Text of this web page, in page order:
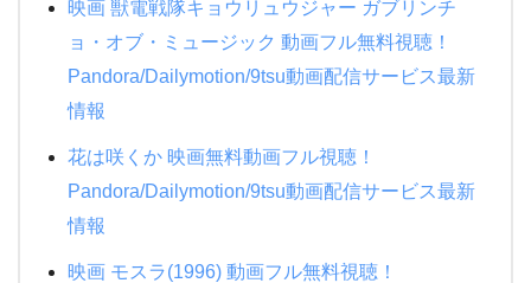
映画 獣電戦隊キョウリュウジャー ガブリンチ
ョ・オブ・ミュージック 動画フル無料視聴！
Pandora/Dailymotion/9tsu動画配信サービス最新
情報
花は咲くか 映画無料動画フル視聴！
Pandora/Dailymotion/9tsu動画配信サービス最新
情報
映画 モスラ(1996) 動画フル無料視聴！